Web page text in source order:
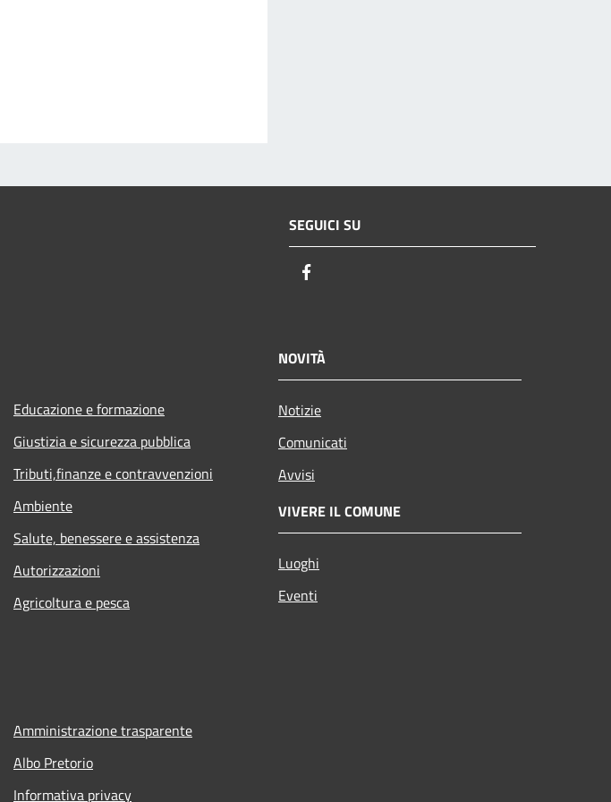
SEGUICI SU
Educazione e formazione
Giustizia e sicurezza pubblica
Tributi,finanze e contravvenzioni
Ambiente
Salute, benessere e assistenza
Autorizzazioni
Agricoltura e pesca
NOVITÀ
Notizie
Comunicati
Avvisi
VIVERE IL COMUNE
Luoghi
Eventi
Amministrazione trasparente
Albo Pretorio
Informativa privacy